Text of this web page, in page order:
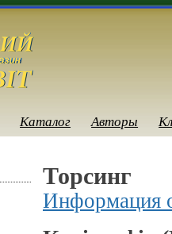
Каталог Авторы
Торсинг
Информация